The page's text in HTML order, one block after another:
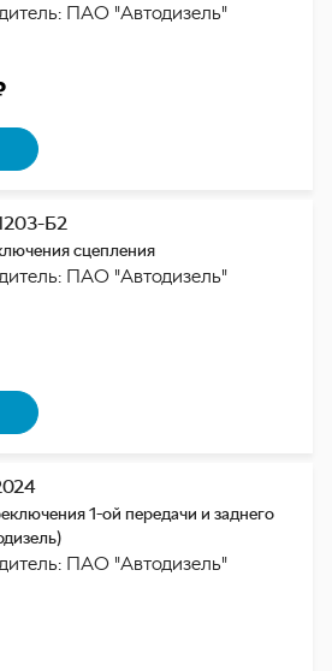
ПАО "Автодизель"
Б2
сцепления
ПАО "Автодизель"
1-ой передачи и заднего
ПАО "Автодизель"